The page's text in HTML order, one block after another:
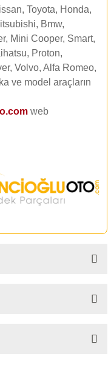
Toyota, Honda,
Bmw,
Mini Cooper, Smart,
Proton,
Volvo, Alfa Romeo,
ve model araçların
web